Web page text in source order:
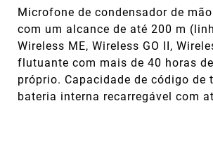
Microfone de condensador de
com um alcance de até 200 m
Wireless ME, Wireless GO II,
flutuante com mais de 40 horas
próprio. Capacidade de código
bateria interna recarregável com